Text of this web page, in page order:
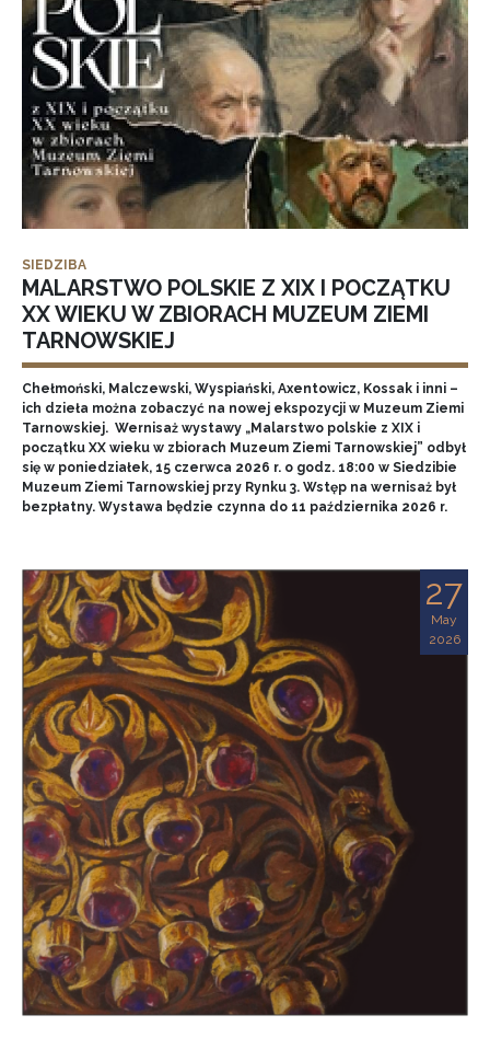
SIEDZIBA
MALARSTWO POLSKIE Z XIX I POCZĄTKU
XX WIEKU W ZBIORACH MUZEUM ZIEMI
TARNOWSKIEJ
Chełmoński, Malczewski, Wyspiański, Axentowicz, Kossak i inni –
ich dzieła można zobaczyć na nowej ekspozycji w Muzeum Ziemi
Tarnowskiej. Wernisaż wystawy „Malarstwo polskie z XIX i
początku XX wieku w zbiorach Muzeum Ziemi Tarnowskiej” odbył
się w poniedziałek, 15 czerwca 2026 r. o godz. 18:00 w Siedzibie
Muzeum Ziemi Tarnowskiej przy Rynku 3. Wstęp na wernisaż był
bezpłatny. Wystawa będzie czynna do 11 października 2026 r.
27
May
2026